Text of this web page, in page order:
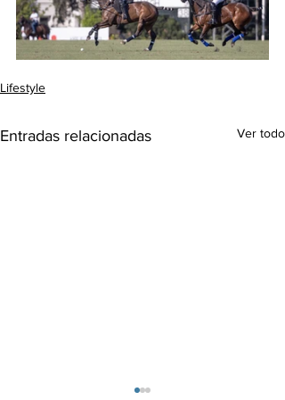
Lifestyle
Entradas relacionadas Ver todo